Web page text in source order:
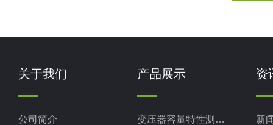
关于我们
公司简介
产品展示
变压器容量特性测试仪
资
新